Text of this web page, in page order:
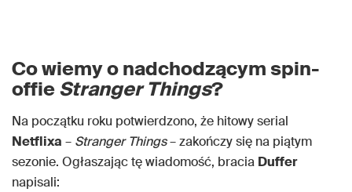
Co wiemy o nadchodzącym spin-
offieStranger Things?
Na początku roku potwierdzono, że hitowy serial
Netflixa – Stranger Things– zakończy się na piątym
sezonie. Ogłaszając tę ​​wiadomość, bracia Duffer
napisali: